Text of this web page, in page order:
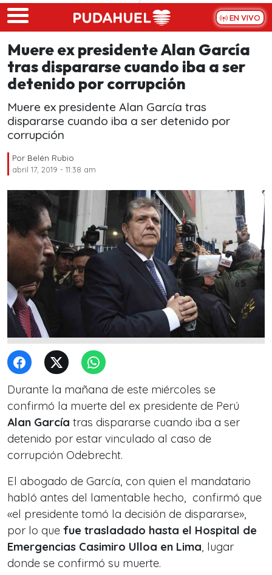
Skip to main content
EN VIVO
Muere ex presidente Alan García
tras dispararse cuando iba a ser
detenido por corrupción
Muere ex presidente Alan García tras
dispararse cuando iba a ser detenido por
corrupción
Por Belén Rubio
abril 17, 2019 - 11:38 am
Durante la mañana de este miércoles se
confirmó la muerte del ex presidente de Perú
Alan García tras dispararse cuando iba a ser
detenido por estar vinculado al caso de
corrupción Odebrecht.
El abogado de García, con quien el mandatario
habló antes del lamentable hecho, confirmó que
«el presidente tomó la decisión de dispararse»,
por lo que fue trasladado hasta el Hospital de
Emergencias Casimiro Ulloa en Lima, lugar
donde se confirmó su muerte.